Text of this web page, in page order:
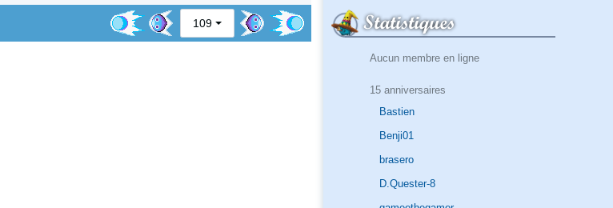
Statistiques
Aucun membre en ligne
15 anniversaires
Bastien
Benji01
brasero
D.Quester-8
109